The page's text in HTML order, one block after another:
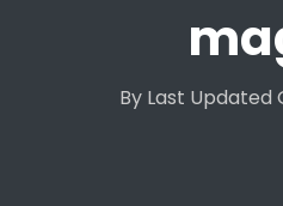
By Last Updated